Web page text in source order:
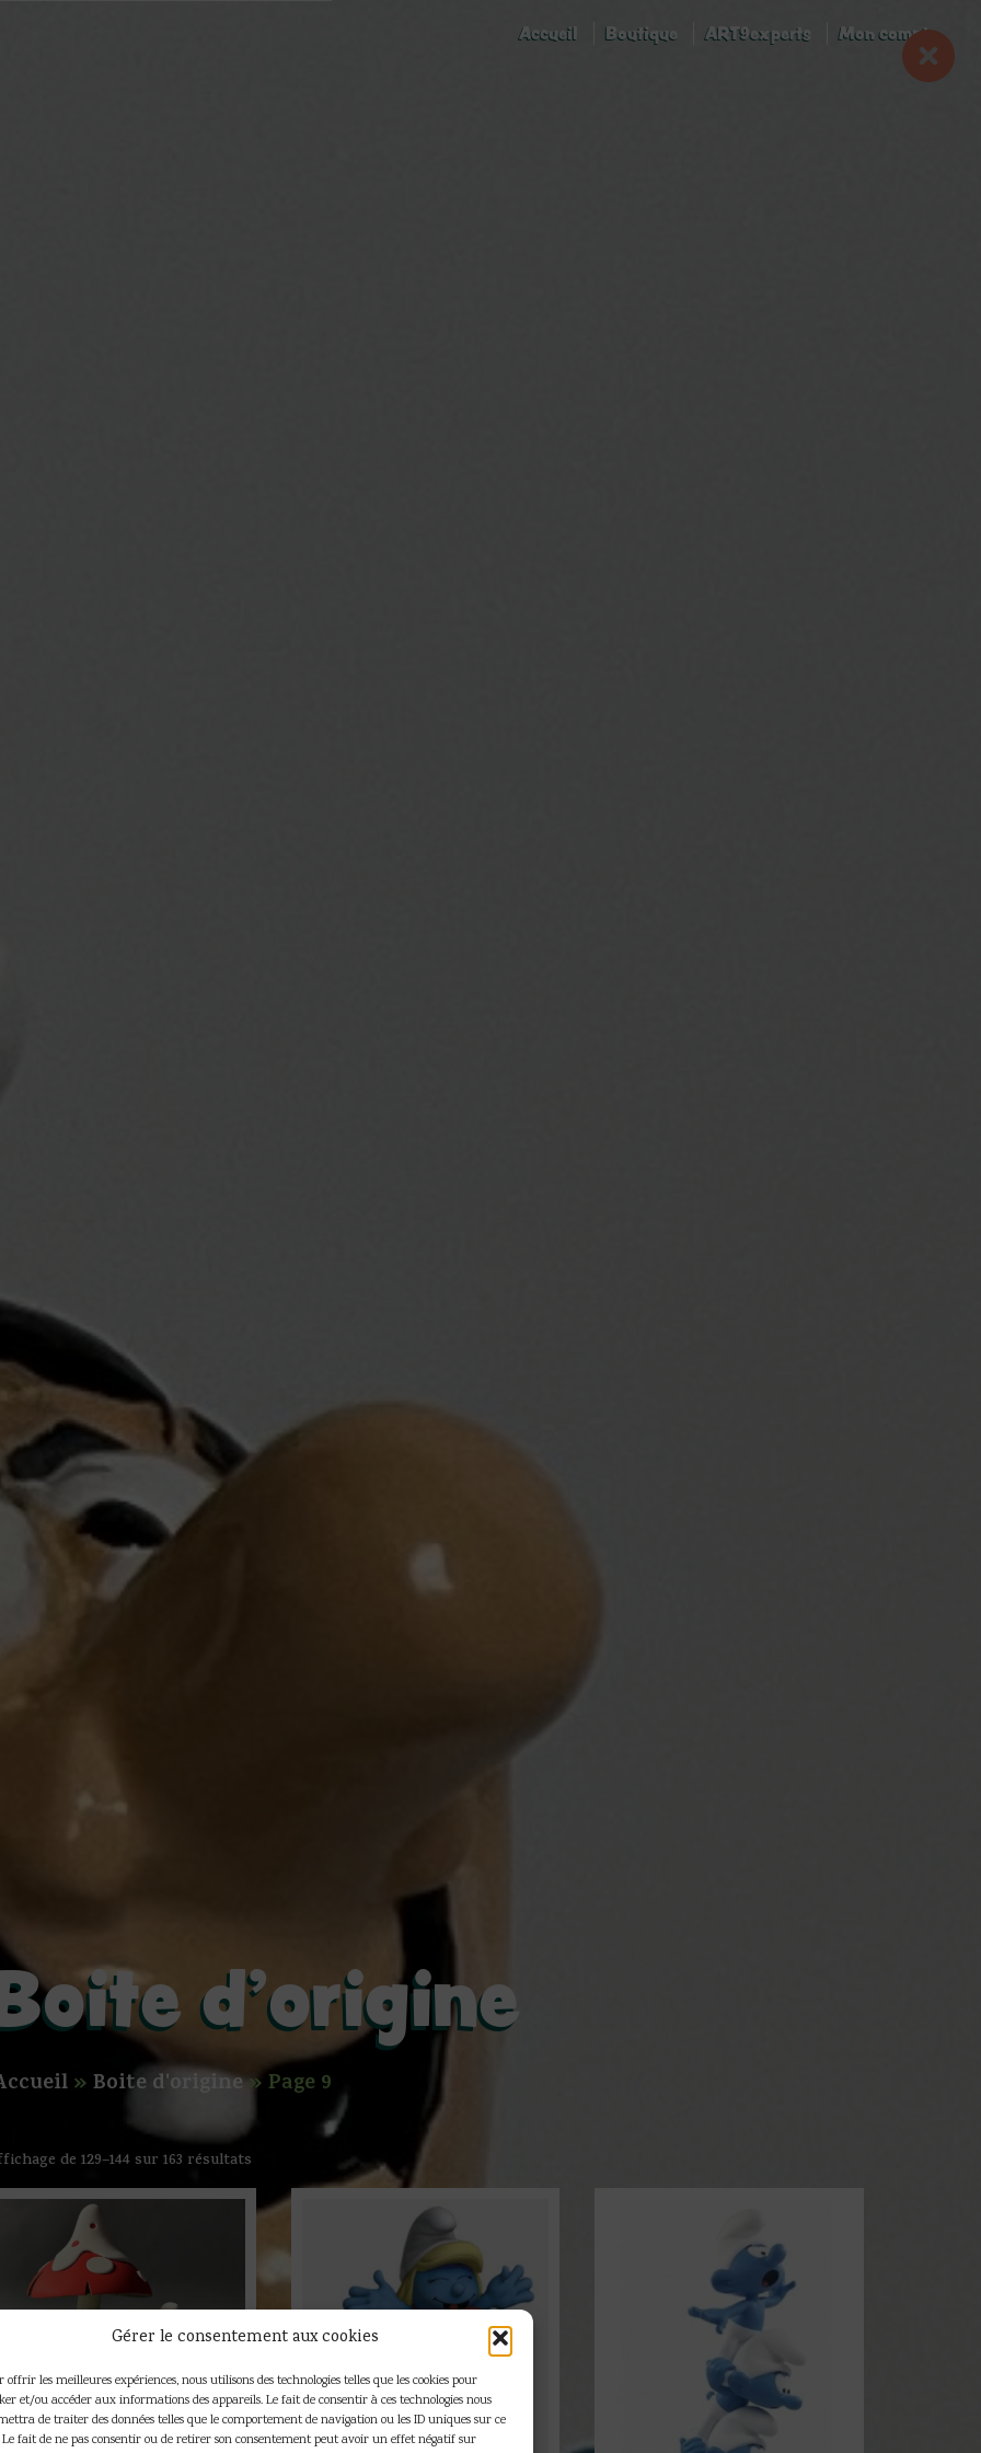
Gérer le consentement aux cookies
offrir les meilleures expériences, nous utilisons des technologies telles que les cookies pour
et/ou accéder aux informations des appareils. Le fait de consentir à ces technologies nous
de traiter des données telles que le comportement de navigation ou les ID uniques sur ce
Le fait de ne pas consentir ou de retirer son consentement peut avoir un effet négatif sur
Accueil Boutique ART9experts Mon compte
d'origine
»Boite d'origine»Page 9
de 129–144 sur 163 résultats
– Figurine Le schtroumpf